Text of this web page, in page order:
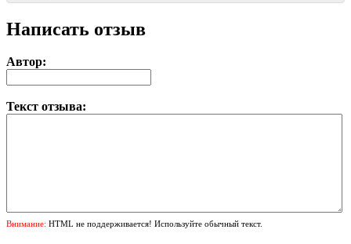
Написать отзыв
Автор:
Текст отзыва:
Внимание: HTML не поддерживается! Используйте обычный текст.